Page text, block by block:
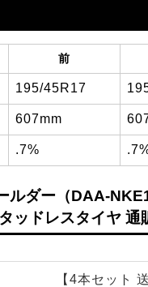
前
195/45R17
607mm
.7%
ルダー（DAA-
ッドレスタイヤ 通
【4本セット